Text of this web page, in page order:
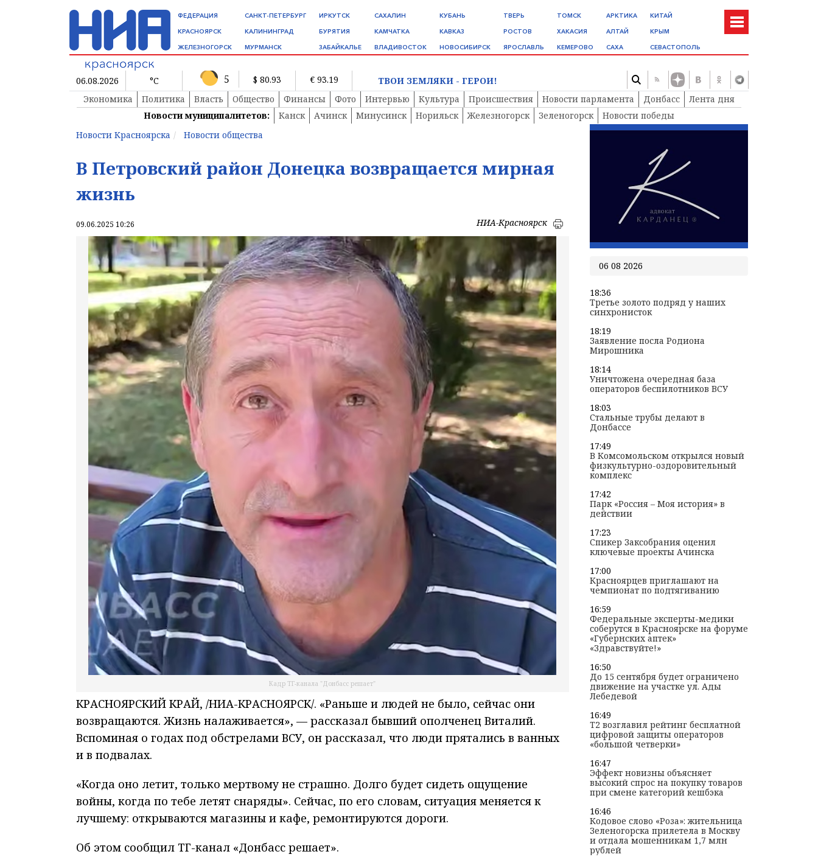
ФЕДЕРАЦИЯ
КРАСНОЯРСК
ЖЕЛЕЗНОГОРСК
САНКТ-ПЕТЕРБУРГ
КАЛИНИНГРАД
МУРМАНСК
ИРКУТСК
БУРЯТИЯ
ЗАБАЙКАЛЬЕ
САХАЛИН
КАМЧАТКА
ВЛАДИВОСТОК
КУБАНЬ
КАВКАЗ
НОВОСИБИРСК
ТВЕРЬ
РОСТОВ
ЯРОСЛАВЛЬ
ТОМСК
ХАКАСИЯ
КЕМЕРОВО
АРКТИКА
АЛТАЙ
САХА
КИТАЙ
КРЫМ
СЕВАСТОПОЛЬ
06.08.2026 °C 5 $ 80.93 € 93.19
ТВОИ ЗЕМЛЯКИ - ГЕРОИ!
Экономика
Политика Власть Общество Финансы Фото Интервью Культура Происшествия Новости парламента Донбасс
Лента дня
Новости муниципалитетов:
Канск Ачинск Минусинск Норильск Железногорск Зеленогорск
Новости победы
Новости Красноярска
Новости общества
В Петровский район Донецка возвращается мирная
жизнь
09.06.2025 10:26 НИА-Красноярск
Кадр ТГ-канала "Донбасс решает"
КРАСНОЯРСКИЙ КРАЙ, /НИА-КРАСНОЯРСК/. «Раньше и людей не было, сейчас они
возвращаются. Жизнь налаживается», — рассказал бывший ополченец Виталий.
Вспоминая о годах под обстрелами ВСУ, он рассказал, что люди прятались в ванных
и в подвалах.
«Когда оно летит, только мертвому не страшно. Долго будет сидеть ощущение
войны, когда по тебе летят снаряды». Сейчас, по его словам, ситуация меняется к
лучшему: открываются магазины и кафе, ремонтируются дороги.
Об этом сообщил ТГ-канал «Донбасс решает».
06 08 2026
18:36
Третье золото подряд у наших
синхронисток
18:19
Заявление посла Родиона
Мирошника
18:14
Уничтожена очередная база
операторов беспилотников ВСУ
18:03
Стальные трубы делают в
Донбассе
17:49
В Комсомольском открылся новый
физкультурно-оздоровительный
комплекс
17:42
Парк «Россия – Моя история» в
действии
17:23
Спикер Заксобрания оценил
ключевые проекты Ачинска
17:00
Красноярцев приглашают на
чемпионат по подтягиванию
16:59
Федеральные эксперты-медики
соберутся в Красноярске на форуме
«Губернских аптек»
«Здравствуйте!»
16:50
До 15 сентября будет ограничено
движение на участке ул. Ады
Лебедевой
16:49
T2 возглавил рейтинг бесплатной
цифровой защиты операторов
«большой четверки»
16:47
Эффект новизны объясняет
высокий спрос на покупку товаров
при смене категорий кешбэка
16:46
Кодовое слово «Роза»: жительница
Зеленогорска прилетела в Москву
и отдала мошенникам 1,7 млн
рублей